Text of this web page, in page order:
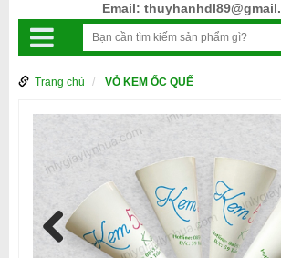
Email:
Trang chủ VỎ KEM ỐC QUẾ